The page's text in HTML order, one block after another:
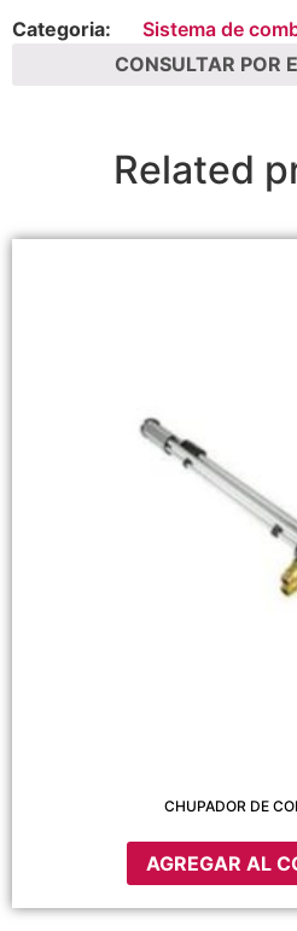
Categoria:
Sistema de
CONSULTAR POR
Related
CHUPADOR DE
AGREGAR AL